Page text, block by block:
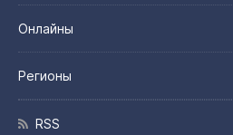
Онлайны
Регионы
RSS